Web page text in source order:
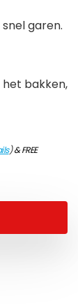
garen.
bakken,
)&FREE